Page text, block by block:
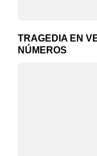
TRAGEDIA EN
NÚMEROS